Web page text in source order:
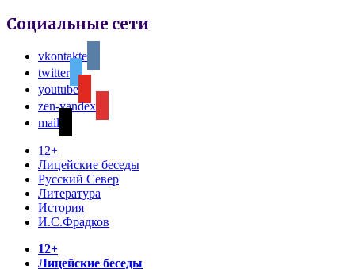
Социальные сети
vkontakte
twitter
youtube
zen-yandex
mail
12+
Лицейские беседы
Русский Север
Литература
История
И.С.Фрадков
12+
Лицейские беседы